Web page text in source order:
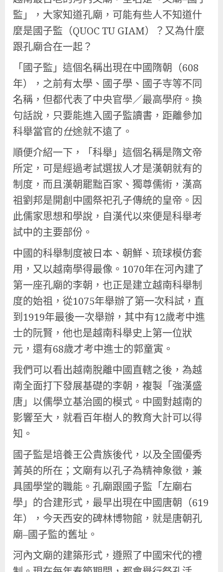
監」，大家知道孔廟，可能有些人不知道什
麼是國子監（QUOC TU GIAM）？又為什麼
跟孔廟合在一起？
「國子監」這個名稱出現在中國隋朝（608
年），之前有太學、國子學、國子寺等不同
名稱，但都代表了中央官學／最高學府。換
句話說，只要能進入國子監讀書，距離參加
科舉當官的仕途就不遠了。
順便介紹一下，「科舉」這個名稱是隋文帝
所定，可是經過考試選拔人才是漢朝就有的
制度，而且漢朝罷黜百家、獨尊儒術，漢高
祖劉邦是開創中國祭祀孔子傳統的皇帝。因
此儒家思想和學說，自漢代以來便是科舉考
試中的主要部份。
中國的科舉制度被日本、朝鮮、琉球模仿套
用，又以越南學得最像。1070年在河內建了
第一座孔廟的李朝，也正是建立越南科舉制
度的始祖，從1075年舉辦了第一次科試，直
到1919年最後一次舉辦，其中有12歲考中進
士的阮賢，他也是越南科舉史上第一位狀
元，還有68歲才考中進士的郭童寅。
我們可以看出越南脫離中國直轄之後，為越
南全面打下發展基礎的李朝，複製「強漢盛
唐」以儒學立基治國的模式。中國對越南的
影響至大，就看百年樹人的教育大計可以得
知。
國子監是培養王公貴族後代，以及全國優秀
菁英的所在；文廟有以孔子為精神象徵，兼
具國學堂的職能。孔廟跟國子監「左廟右
學」的合建形式，最早出現在中國唐朝（619
年），今天西安的碑林博物館，就是唐朝孔
廟–國子監的舊址。
河內文廟的建築形式，遵照了中國宋代的禮